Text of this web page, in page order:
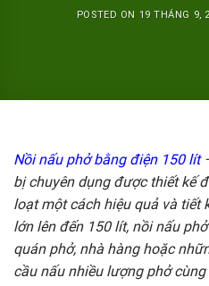
POSTED ON 19 THÁNG 9,
Nồi nấu phở bằng điện 150 lít
bị chuyên dụng được thiết kế
loạt một cách hiệu quả và tiết
lớn lên đến 150 lít, nồi nấu
quán phở, nhà hàng hoặc
cầu nấu nhiều lượng phở